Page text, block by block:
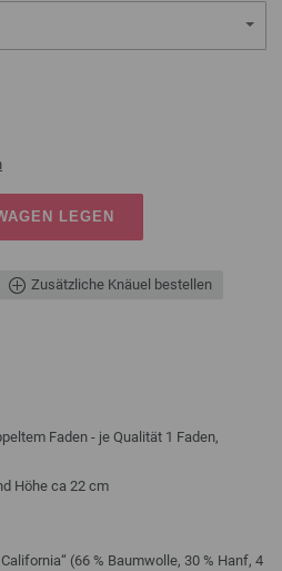
LEGEN
Zusätzliche Knäuel bestellen
Faden - je Qualität 1 Faden,
Höhe ca 22 cm
(66 % Baumwolle, 30 % Hanf, 4